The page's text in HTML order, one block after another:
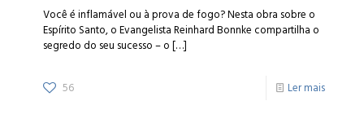
Você é inflamável ou à prova de fogo? Nesta obra sobre o
Espírito Santo, o Evangelista Reinhard Bonnke compartilha o
segredo do seu sucesso – o[…]
56 Ler mais